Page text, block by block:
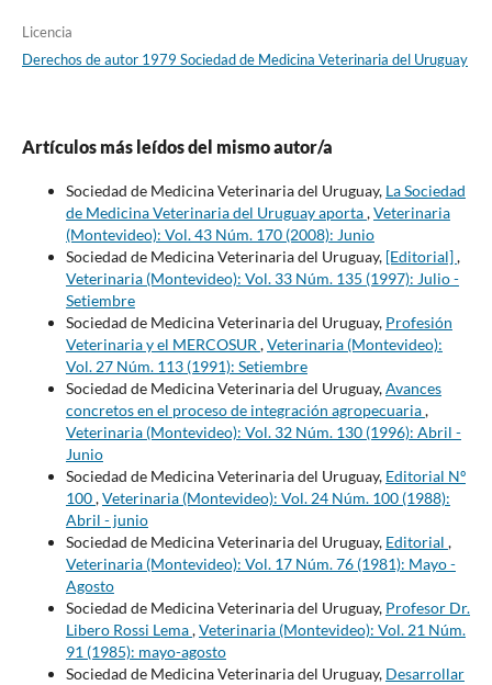
Licencia
Derechos de autor 1979 Sociedad de Medicina Veterinaria del Uruguay
Artículos más leídos del mismo autor/a
Sociedad de Medicina Veterinaria del Uruguay, La Sociedad
de Medicina Veterinaria del Uruguay aporta,Veterinaria
(Montevideo): Vol. 43 Núm. 170 (2008): Junio
Sociedad de Medicina Veterinaria del Uruguay, [Editorial],
Veterinaria (Montevideo): Vol. 33 Núm. 135 (1997): Julio -
Setiembre
Sociedad de Medicina Veterinaria del Uruguay, Profesión
Veterinaria y el MERCOSUR ,Veterinaria (Montevideo):
Vol. 27 Núm. 113 (1991): Setiembre
Sociedad de Medicina Veterinaria del Uruguay,Avances
concretos en el proceso de integración agropecuaria,
Veterinaria (Montevideo): Vol. 32 Núm. 130 (1996): Abril -
Junio
Sociedad de Medicina Veterinaria del Uruguay, Editorial Nº
100,Veterinaria (Montevideo): Vol. 24 Núm. 100 (1988):
Abril - junio
Sociedad de Medicina Veterinaria del Uruguay, Editorial ,
Veterinaria (Montevideo): Vol. 17 Núm. 76 (1981): Mayo -
Agosto
Sociedad de Medicina Veterinaria del Uruguay, Profesor Dr.
Libero Rossi Lema,Veterinaria (Montevideo): Vol. 21 Núm.
91 (1985): mayo-agosto
Sociedad de Medicina Veterinaria del Uruguay, Desarrollar